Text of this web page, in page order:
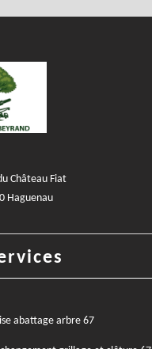
Château Fiat
Haguenau
abattage arbre 67